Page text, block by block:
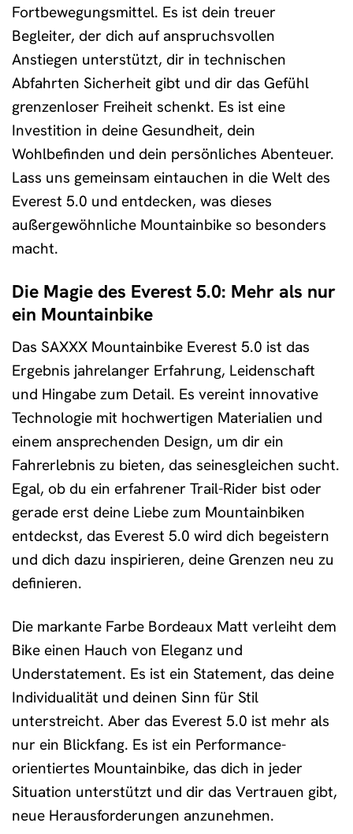
Fortbewegungsmittel. Es ist dein treuer
Begleiter, der dich auf anspruchsvollen
Anstiegen unterstützt, dir in technischen
Abfahrten Sicherheit gibt und dir das Gefühl
grenzenloser Freiheit schenkt. Es ist eine
Investition in deine Gesundheit, dein
Wohlbefinden und dein persönliches Abenteuer.
Lass uns gemeinsam eintauchen in die Welt des
Everest 5.0 und entdecken, was dieses
außergewöhnliche Mountainbike so besonders
macht.
Die Magie des Everest 5.0: Mehr als nur
ein Mountainbike
Das SAXXX Mountainbike Everest 5.0 ist das
Ergebnis jahrelanger Erfahrung, Leidenschaft
und Hingabe zum Detail. Es vereint innovative
Technologie mit hochwertigen Materialien und
einem ansprechenden Design, um dir ein
Fahrerlebnis zu bieten, das seinesgleichen sucht.
Egal, ob du ein erfahrener Trail-Rider bist oder
gerade erst deine Liebe zum Mountainbiken
entdeckst, das Everest 5.0 wird dich begeistern
und dich dazu inspirieren, deine Grenzen neu zu
definieren.
Die markante Farbe Bordeaux Matt verleiht dem
Bike einen Hauch von Eleganz und
Understatement. Es ist ein Statement, das deine
Individualität und deinen Sinn für Stil
unterstreicht. Aber das Everest 5.0 ist mehr als
nur ein Blickfang. Es ist ein Performance-
orientiertes Mountainbike, das dich in jeder
Situation unterstützt und dir das Vertrauen gibt,
neue Herausforderungen anzunehmen.